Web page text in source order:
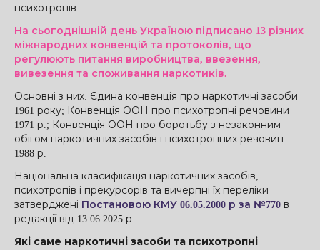
психотропів.
На сьогоднішній день Україною підписано 13 різних
міжнародних конвенцій та протоколів, що
регулюють питання виробництва, ввезення,
вивезення та споживання наркотиків.
Основні з них: Єдина конвенція про наркотичні засоби
1961 року; Конвенція ООН про психотропні речовини
1971 р.; Конвенція ООН про боротьбу з незаконним
обігом наркотичних засобів і психотропних речовин
1988 р.
Національна класифікація наркотичних засобів,
психотропів і прекурсорів та вичерпні їх переліки
затверджені Постановою КМУ 06.05.2000 р за №770 в
редакції від 13.06.2025 р.
Які саме наркотичні засоби та психотропні